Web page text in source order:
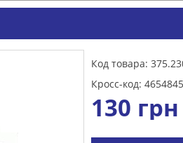
Код товара:
Кросс-код:
130 грн